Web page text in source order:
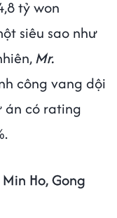
tỷ won
siêu sao như
Mr.
công vang dội
án có rating
Ho, Gong